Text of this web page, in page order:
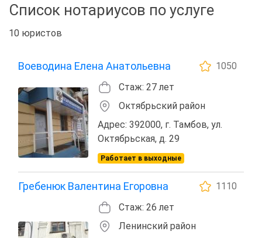
Список нотариусов по услуге
10 юристов
Воеводина Елена Анатольевна
1050
Стаж: 27 лет
Октябрьский район
Адрес: 392000, г. Тамбов, ул.
Октябрьская, д. 29
Работает в выходные
Гребенюк Валентина Егоровна
1110
Стаж: 26 лет
Ленинский район